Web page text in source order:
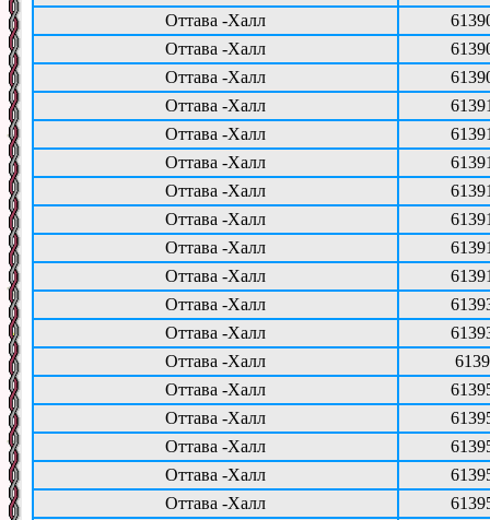
Оттава -Халл
Оттава -Халл
Оттава -Халл
Оттава -Халл
Оттава -Халл
Оттава -Халл
Оттава -Халл
Оттава -Халл
Оттава -Халл
Оттава -Халл
Оттава -Халл
Оттава -Халл
Оттава -Халл
Оттава -Халл
Оттава -Халл
Оттава -Халл
Оттава -Халл
Оттава -Халл